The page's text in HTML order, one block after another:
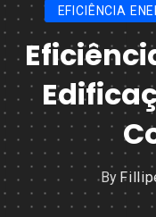
EFICIÊNCIA
By